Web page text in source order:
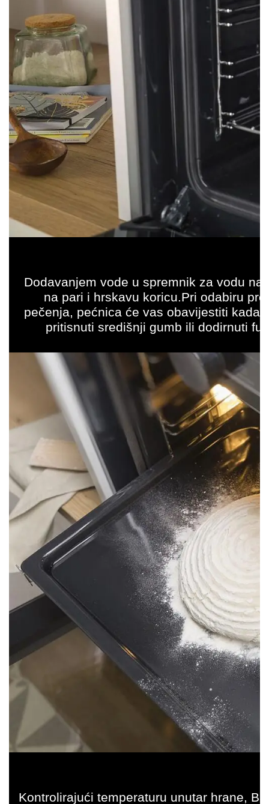
Dodavanjem vode u spremnik za vodu
na pari i hrskavu koricu.Pri odabiru
pečenja, pećnica će vas obavijestiti kada
pritisnuti središnji gumb ili dodirnuti
Kontrolirajući temperaturu unutar hrane,